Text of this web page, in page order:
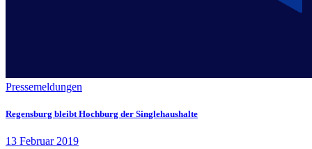
Pressemeldungen
Regensburg bleibt Hochburg der Singlehaushalte
13 Februar 2019